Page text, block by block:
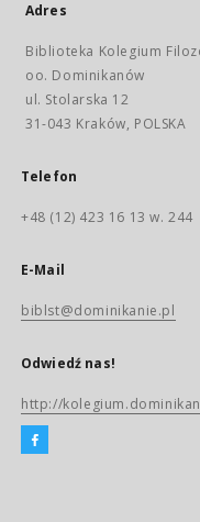
Adres
Biblioteka Kolegium
oo. Dominikanów
ul. Stolarska 12
31-043 Kraków, POLSKA
Telefon
+48 (12) 423 16 13 w. 244
E-Mail
biblst@dominikanie.pl
Odwiedź nas!
http://